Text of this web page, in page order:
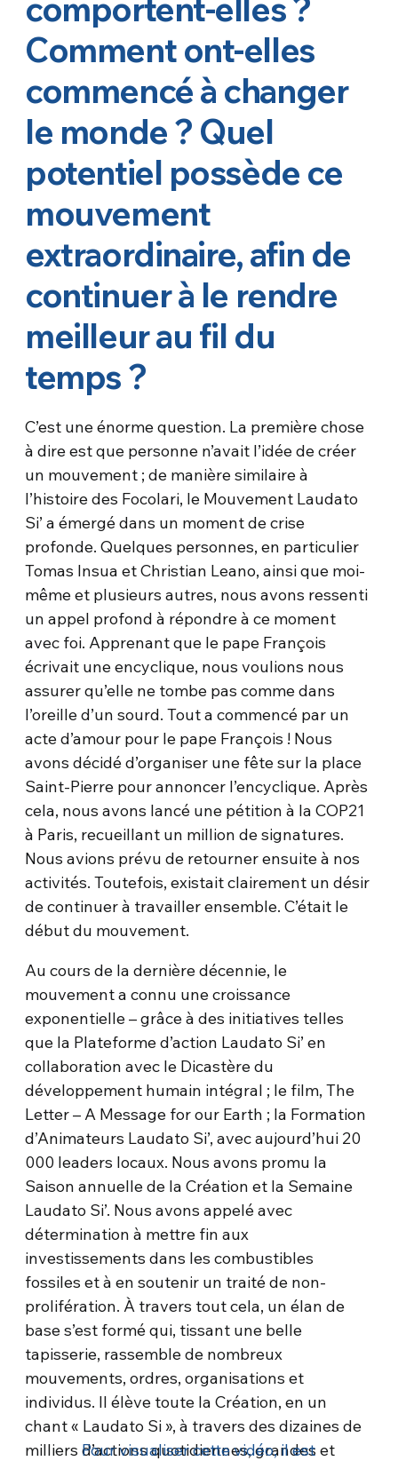
comportent-elles ?
Comment ont-elles
commencé à changer
le monde ? Quel
potentiel possède ce
mouvement
extraordinaire, afin de
continuer à le rendre
meilleur au fil du
temps ?
C’est une énorme question. La première chose
à dire est que personne n’avait l’idée de créer
un mouvement ; de manière similaire à
l’histoire des Focolari, le Mouvement Laudato
Si’ a émergé dans un moment de crise
profonde. Quelques personnes, en particulier
Tomas Insua et Christian Leano, ainsi que moi-
même et plusieurs autres, nous avons ressenti
un appel profond à répondre à ce moment
avec foi. Apprenant que le pape François
écrivait une encyclique, nous voulions nous
assurer qu’elle ne tombe pas comme dans
l’oreille d’un sourd. Tout a commencé par un
acte d’amour pour le pape François ! Nous
avons décidé d’organiser une fête sur la place
Saint-Pierre pour annoncer l’encyclique. Après
cela, nous avons lancé une pétition à la COP21
à Paris, recueillant un million de signatures.
Nous avions prévu de retourner ensuite à nos
activités. Toutefois, existait clairement un désir
de continuer à travailler ensemble. C’était le
début du mouvement.
Au cours de la dernière décennie, le
mouvement a connu une croissance
exponentielle – grâce à des initiatives telles
que la Plateforme d’action Laudato Si’ en
collaboration avec le Dicastère du
développement humain intégral ; le film, The
Letter – A Message for our Earth ; la Formation
d’Animateurs Laudato Si’, avec aujourd’hui 20
000 leaders locaux. Nous avons promu la
Saison annuelle de la Création et la Semaine
Laudato Si’. Nous avons appelé avec
détermination à mettre fin aux
investissements dans les combustibles
fossiles et à en soutenir un traité de non-
prolifération. À travers tout cela, un élan de
base s’est formé qui, tissant une belle
tapisserie, rassemble de nombreux
mouvements, ordres, organisations et
individus. Il élève toute la Création, en un
chant « Laudato Si », à travers des dizaines de
milliers d’actions quotidiennes, grandes et
Pour visualiser cette vidéo, il est